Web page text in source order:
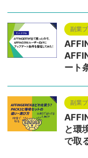
副業
ート
副業
と環
で取